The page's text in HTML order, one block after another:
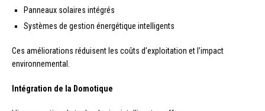
Panneaux solaires intégrés
Systèmes de gestion énergétique intelligents
Ces améliorations réduisent les coûts d’exploitation et l’impact
environnemental.
Intégration de la Domotique